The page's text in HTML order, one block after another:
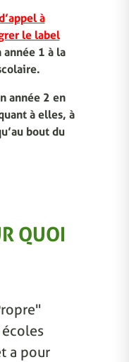
à
le label
1 à la
année 2 en
à elles, à
bout du
QUOI
a pour